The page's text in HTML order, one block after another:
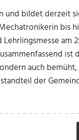
und bildet derzeit
bis
am
ist
auch
der